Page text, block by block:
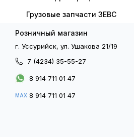
Грузовые запчасти ЗЕВС
Розничный магазин
г. Уссурийск, ул. Ушакова 21/19
7 (4234) 35-55-27
8 914 711 01 47
MAX 8 914 711 01 47